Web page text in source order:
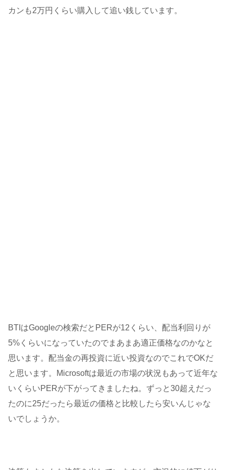
カンも2万円くらい購入して追い銭しています。
BTIはGoogleの検索だとPERが12くらい、配当利回りが
5%くらいになっていたのでまあまあ適正価格なのかなと
思います。配当金の再投資に近い投資なのでこれでOKだ
と思います。Microsoftは最近の市場の状況もあって近年な
いくらいPERが下がってきましたね。ずっと30超えだっ
たのに25だったら最近の価格と比較したら安いんじゃな
いでしょうか。